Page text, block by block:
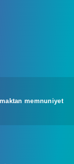
memnuniyet